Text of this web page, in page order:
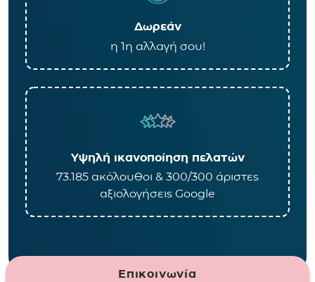
Δωρεάν
η 1η αλλαγή σου!
Υψηλή ικανοποίηση πελατών
73.185 ακόλουθοι & 300/300 άριστες
αξιολογήσεις Google
Επικοινωνία